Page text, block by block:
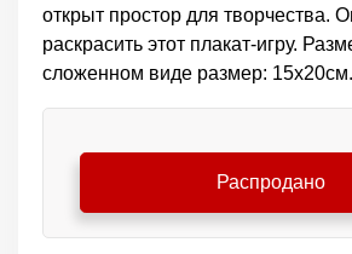
открыт простор для творчества.
раскрасить этот плакат-игру.
сложенном виде размер: 15х20см.
Распродано